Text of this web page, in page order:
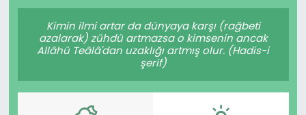
Kimin ilmi artar da dünyaya karşı (rağbeti
azalarak) zühdü artmazsa o kimsenin ancak
Allâhü Teâlâ'dan uzaklığı artmış olur. (Hadis-i
şerif)
Gündem
KKTC
KKTC YEREL SEÇİM 2018